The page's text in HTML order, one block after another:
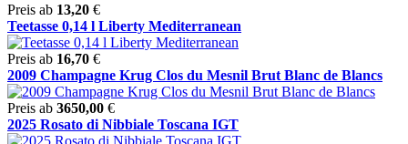
Preis ab 13,20 €
Teetasse 0,14 l Liberty Mediterranean
Preis ab 16,70 €
2009 Champagne Krug Clos du Mesnil Brut Blanc de Blancs
Preis ab 3650,00 €
2025 Rosato di Nibbiale Toscana IGT